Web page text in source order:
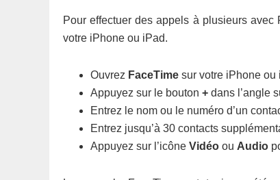
Pour effectuer des appels à plusieurs
votre iPhone ou iPad.
Ouvrez FaceTime sur votre iPhone ou
Appuyez sur le bouton + dans l’angle
Entrez le nom ou le numéro d’un
Entrez jusqu’à 30 contacts
Appuyez sur l’icône Vidéo ou Audio